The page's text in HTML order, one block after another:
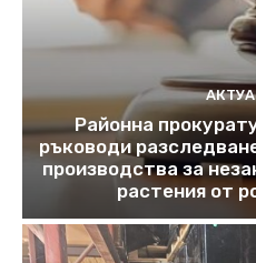
Районна
ръководи
производства за
растения от